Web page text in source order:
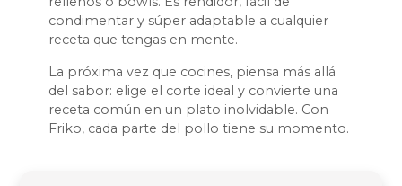
condimentar y súper adaptable a cualquier
receta que tengas en mente.
La próxima vez que cocines, piensa más allá
del sabor: elige el corte ideal y convierte una
receta común en un plato inolvidable. Con
Friko, cada parte del pollo tiene su momento.